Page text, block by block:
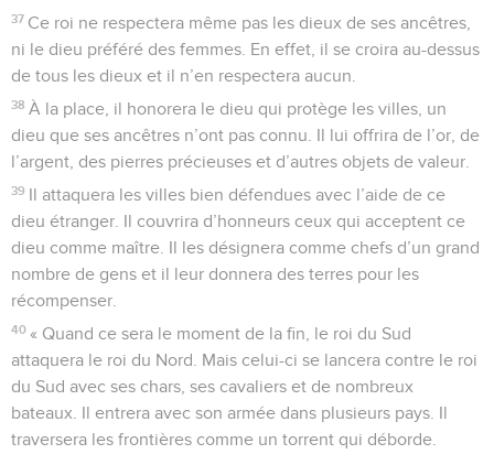
37 Ce roi ne respectera même pas les dieux de ses ancêtres,
ni le dieu préféré des femmes. En effet, il se croira au-dessus
de tous les dieux et il n’en respectera aucun.
38 À la place, il honorera le dieu qui protège les villes, un
dieu que ses ancêtres n’ont pas connu. Il lui offrira de l’or, de
l’argent, des pierres précieuses et d’autres objets de valeur.
39 Il attaquera les villes bien défendues avec l’aide de ce
dieu étranger. Il couvrira d’honneurs ceux qui acceptent ce
dieu comme maître. Il les désignera comme chefs d’un grand
nombre de gens et il leur donnera des terres pour les
récompenser.
40 « Quand ce sera le moment de la fin, le roi du Sud
attaquera le roi du Nord. Mais celui-ci se lancera contre le roi
du Sud avec ses chars, ses cavaliers et de nombreux
bateaux. Il entrera avec son armée dans plusieurs pays. Il
traversera les frontières comme un torrent qui déborde.